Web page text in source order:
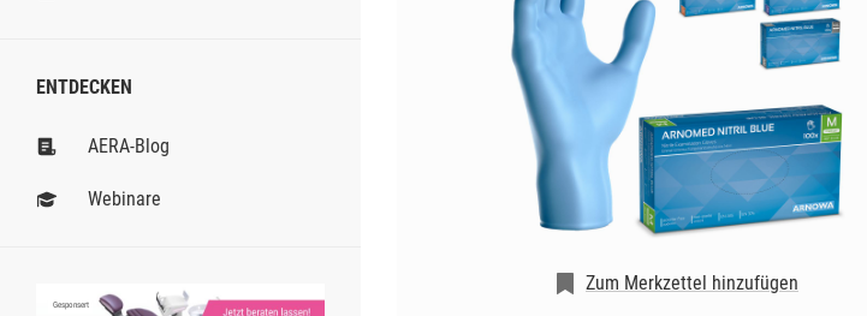
ENTDECKEN
AERA-Blog
Webinare
Gesponsert
Zum Merkzettel hinzufügen